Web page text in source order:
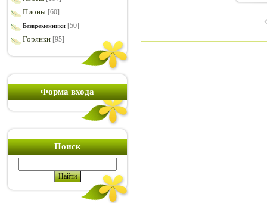
Пионы [60]
Безвременники [50]
Горянки [95]
Форма входа
Поиск